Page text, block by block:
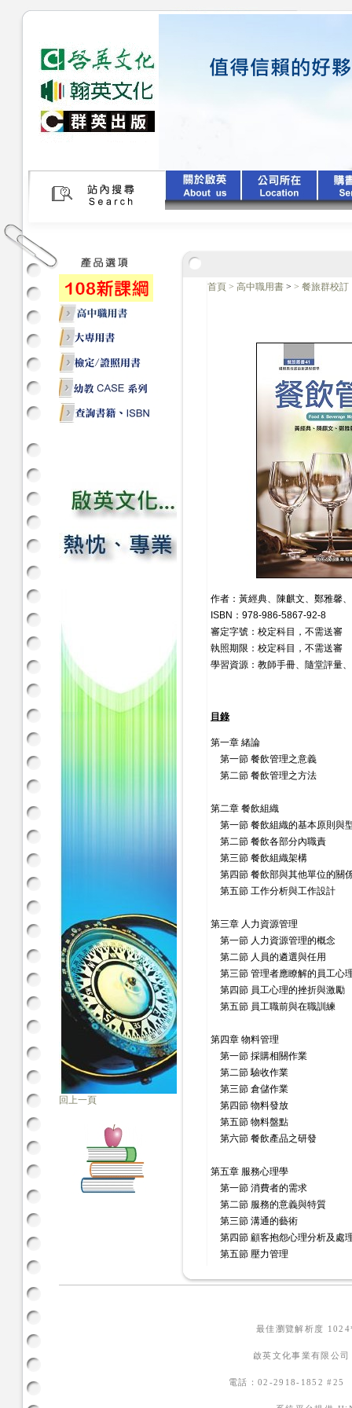
回上一頁
首頁 > 高中職用書 > > 餐旅群校訂
作者：黃經典、陳麒文、鄭雅馨
ISBN：978-986-5867-92-8
審定字號：校定科目，不需送審
執照期限：校定科目，不需送審
學習資源：教師手冊、隨堂評量
目錄
第一章 緒論
第一節 餐飲管理之意義
第二節 餐飲管理之方法
第二章 餐飲組織
第一節 餐飲組織的基本原則與
第二節 餐飲各部分內職責
第三節 餐飲組織架構
第四節 餐飲部與其他單位的關
第五節 工作分析與工作設計
第三章 人力資源管理
第一節 人力資源管理的概念
第二節 人員的遴選與任用
第三節 管理者應瞭解的員工心
第四節 員工心理的挫折與激勵
第五節 員工職前與在職訓練
第四章 物料管理
第一節 採購相關作業
第二節 驗收作業
第三節 倉儲作業
第四節 物料發放
第五節 物料盤點
第六節 餐飲產品之研發
第五章 服務心理學
第一節 消費者的需求
第二節 服務的意義與特質
第三節 溝通的藝術
第四節 顧客抱怨心理分析及處
第五節 壓力管理
最佳瀏覽解析度
啟英文化事業有限公
電話：02-2918-1852